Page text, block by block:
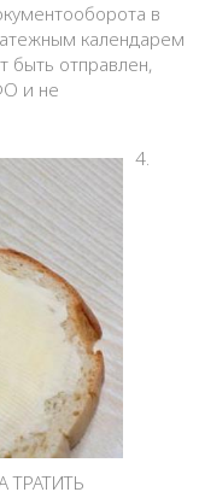
в
календарем
отправлен,
и не
4.
ТРАТИТЬ